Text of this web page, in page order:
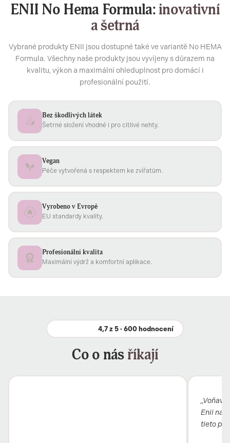
ENII No Hema Formula:inovativní
a šetrná
Vybrané produkty ENII jsou dostupné také ve variantě No HEMA
Formula. Všechny naše produkty jsou vyvíjeny s důrazem na
kvalitu, výkon a maximální ohleduplnost pro domácí i
profesionální použití.
Bez škodlivých látek
Šetrné složení vhodné i pro citlivé nehty.
Vegan
Péče vytvořená s respektem ke zvířatům.
Vyrobeno v Evropě
EU standardy kvality.
Profesionální kvalita
Maximální výdrž a komfortní aplikace.
4,7 z 5 · 600 hodnocení
Co o násříkají
Enii
tieto